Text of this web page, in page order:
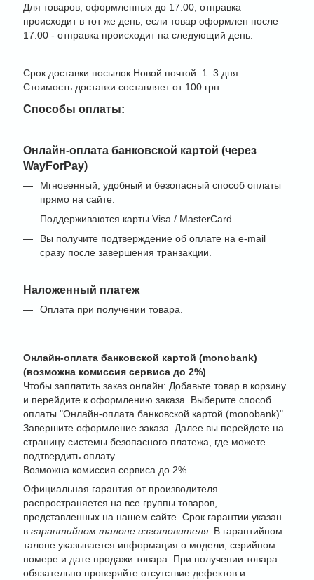
Для товаров, оформленных до 17:00, отправка
происходит в тот же день, если товар оформлен после
17:00 - отправка происходит на следующий день.
Срок доставки посылок Новой почтой: 1–3 дня.
Стоимость доставки составляет от 100 грн.
Способы оплаты:
Онлайн-оплата банковской картой (через
WayForPay)
Мгновенный, удобный и безопасный способ оплаты
прямо на сайте.
Поддерживаются карты Visa / MasterCard.
Вы получите подтверждение об оплате на e-mail
сразу после завершения транзакции.
Наложенный платеж
Оплата при получении товара.
Онлайн-оплата банковской картой (monobank)
(возможна комиссия сервиса до 2%)
Чтобы заплатить заказ онлайн: Добавьте товар в корзину
и перейдите к оформлению заказа. Выберите способ
оплаты "Онлайн-оплата банковской картой (monobank)"
Завершите оформление заказа. Далее вы перейдете на
страницу системы безопасного платежа, где можете
подтвердить оплату.
Возможна комиссия сервиса до 2%
Официальная гарантия от производителя
распространяется на все группы товаров,
представленных на нашем сайте. Срок гарантии указан
в гарантийном талоне изготовителя . В гарантийном
талоне указывается информация о модели, серийном
номере и дате продажи товара. При получении товара
обязательно проверяйте отсутствие дефектов и